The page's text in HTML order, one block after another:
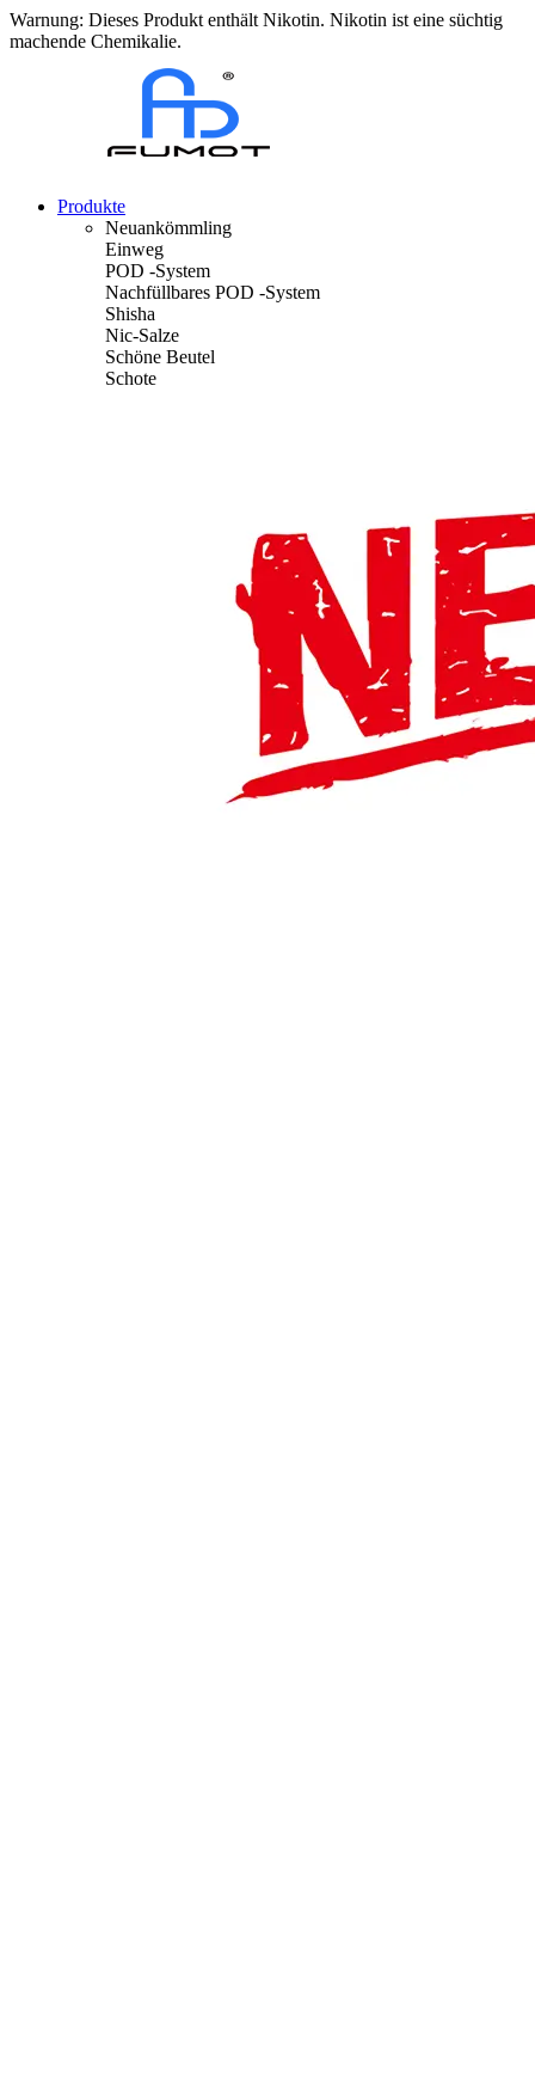
Warnung: Dieses Produkt enthält Nikotin. Nikotin ist eine süchtig
machende Chemikalie.
Produkte
Neuankömmling
Einweg
POD -System
Nachfüllbares POD -System
Shisha
Nic-Salze
Schöne Beutel
Schote